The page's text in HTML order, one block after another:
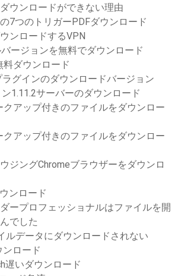
ウンロードができない理由
7つのトリガーPDFダウンロード
ンロードするVPN
ージョンを無料でダウンロード
料ダウンロード
グインのダウンロードバージョン
1.11.2サーバーのダウンロード
クアップ付きのファイルをダウンロー
クアップ付きのファイルをダウンロー
ジングChromeブラウザーをダウンロ
ンロード
ープロフェッショナルはファイルを開
でした
ルデータにダウンロードされない
ンロード
遅いダウンロード